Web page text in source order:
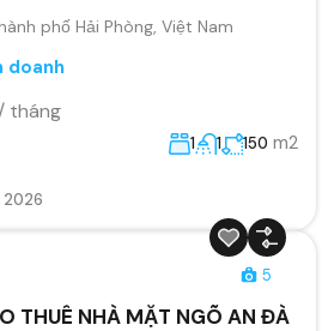
phố Hải Phòng, Việt Nam
doanh
tháng
1 1 150 m2
2026
5
THUÊ NHÀ MẶT NGÕ AN ĐÀ